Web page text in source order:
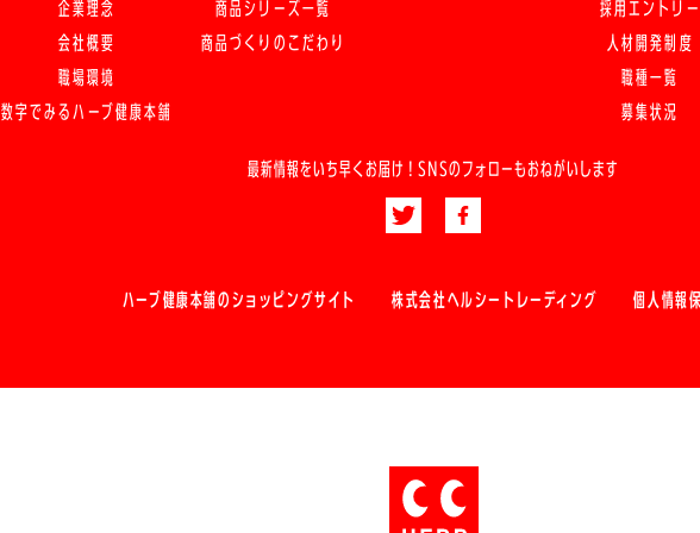
企業理念
会社概要
職場環境
数字でみるハーブ健康本舗
商品シリーズ一覧
商品づくりのこだわり
採用エントリー
人材開発制度
職種一覧
募集状況
最新情報をいち早くお届け！ SNSのフォローもおねがいします
ハーブ健康本舗のショッピングサイト 株式会社ヘルシートレーディング 個人情報